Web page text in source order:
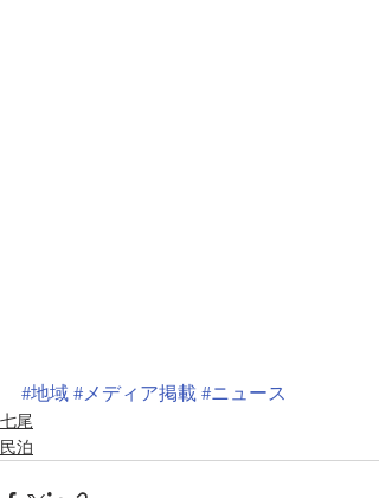
#地域 #メディア掲載 #ニュース
七尾
民泊